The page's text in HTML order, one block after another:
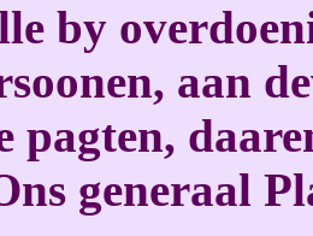
by
aan
pagten,
generaal